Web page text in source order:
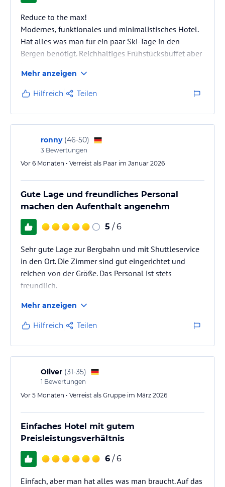
Reduce to the max!
Modernes, funktionales und minimalistisches Hotel.
Hat alles was man für ein paar Ski-Tage in den
Bergen benötigt. Reichhaltiges Frühstücksbuffet aber
Mehr anzeigen
Hilfreich Teilen
ronny (46-50)
3 Bewertungen
Vor 6 Monaten • Verreist als Paar im Januar 2026
Gute Lage und freundliches Personal
machen den Aufenthalt angenehm
5 / 6
Sehr gute Lage zur Bergbahn und mit Shuttleservice
in den Ort. Die Zimmer sind gut eingerichtet und
reichen von der Größe. Das Personal ist stets
freundlich.
Mehr anzeigen
Hilfreich Teilen
Oliver (31-35)
1 Bewertungen
Vor 5 Monaten • Verreist als Gruppe im März 2026
Einfaches Hotel mit gutem
Preisleistungsverhältnis
6 / 6
Einfach, aber man hat alles was man braucht. Auf das